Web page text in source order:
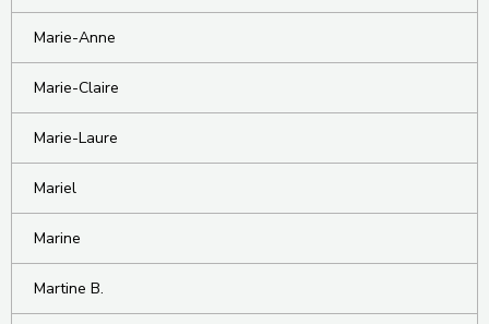
Marie-Anne
Marie-Claire
Marie-Laure
Mariel
Marine
Martine B.